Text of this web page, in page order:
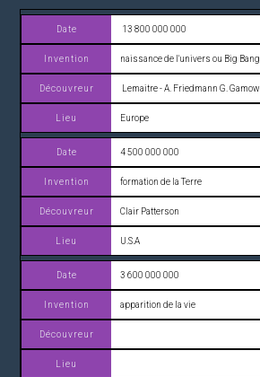
13 800 000 000
naissance de l'univers ou Big Bang
Lemaitre - A. Friedmann G. Gamow
Europe
4 500 000 000
formation de la Terre
Clair Patterson
U.S.A
3 600 000 000
apparition de la vie